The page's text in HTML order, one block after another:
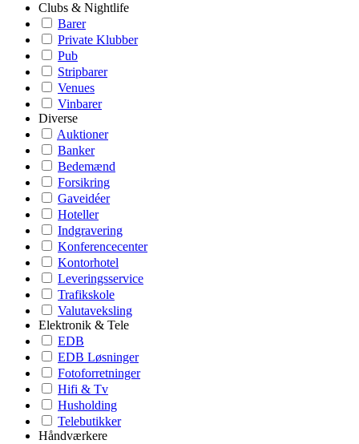
Clubs & Nightlife
Barer
Private Klubber
Pub
Stripbarer
Venues
Vinbarer
Diverse
Auktioner
Banker
Bedemænd
Forsikring
Gaveidéer
Hoteller
Indgravering
Konferencecenter
Kontorhotel
Leveringsservice
Trafikskole
Valutaveksling
Elektronik & Tele
EDB
EDB Løsninger
Fotoforretninger
Hifi & Tv
Husholding
Telebutikker
Håndværkere